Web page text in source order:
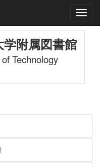
附属図書館
Technology